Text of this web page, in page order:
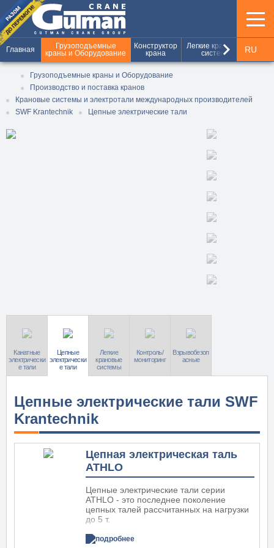
Главная
Грузоподъемные
краны и Оборудование
Конструктор
крана
Легкие крановые
системы
keyboard_arrow_right RU
Грузоподъемные краны и Оборудование
Производство и поставка кранов
Крановые системы и электротали международных производителей
SWF Krantechnik
Цепные электрические тали
Канатные
электрически
е тали
Цепные
электрически
е тали
Легкие
крановые
системы
Контроль/
мониторинг
Взрывобезоп
асные
Цепные электрические тали SWF
Krantechnik
Цепная электрическая таль
ATHLO
Цепные электрические тали серии
ATHLO - это последнее поколение
цепных талей рассчитанных на нагрузки
до 5 т.
Цепные тали ATHLO сочетают в себе
высокую безопасность,
подробнее